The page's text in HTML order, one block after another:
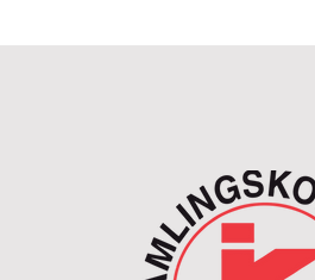
Stor
på den